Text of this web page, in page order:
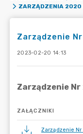
ZARZĄDZENIA 2020
Zarządzenie
2023-02-20 14:13
ZAŁĄCZNIKI
Zarządzenie